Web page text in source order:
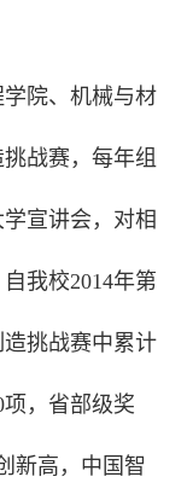
学院、机械与材
战赛，每年组
宣讲会，对相
我校2014年第
挑战赛中累计
，省部级奖
新高，中国智